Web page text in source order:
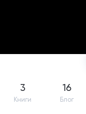
3
Книги
16
Блог